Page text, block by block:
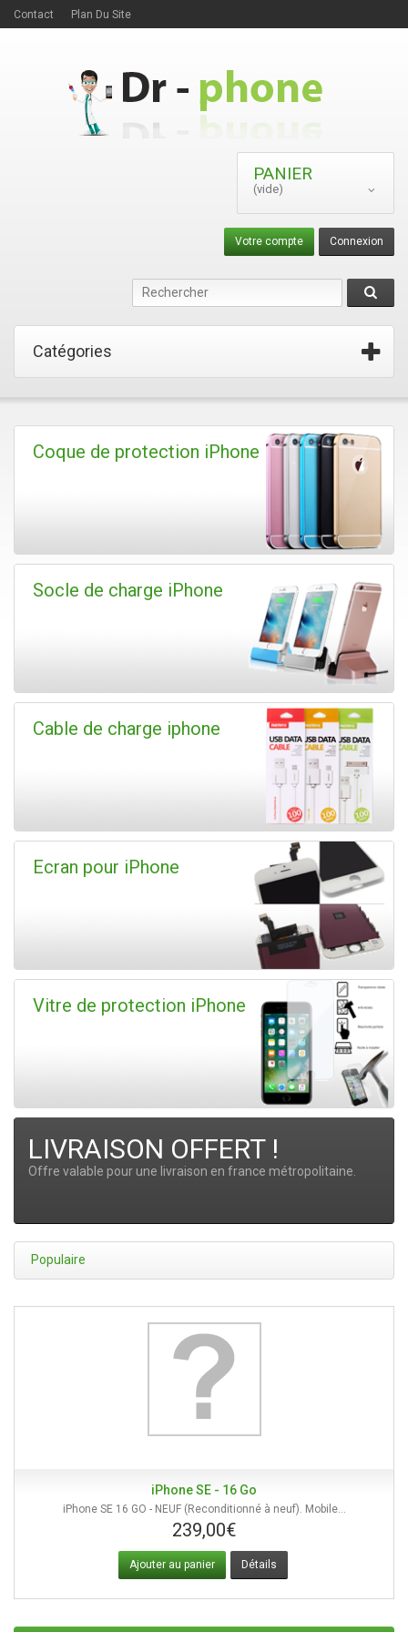
Contact Plan Du Site
PANIER
(vide)
Connexion
Votre compte
Catégories
Coque de protection iPhone
Socle de charge iPhone
Cable de charge iphone
Ecran pour iPhone
Vitre de protection iPhone
LIVRAISON OFFERT !
Offre valable pour une livraison en france métropolitaine.
Populaire
iPhone SE - 16 Go
iPhone SE 16 GO - NEUF (Reconditionné à neuf). Mobile...
239,00€
Ajouter au panier Détails